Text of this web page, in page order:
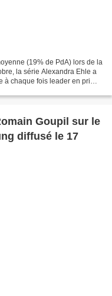
(19% de PdA) lors de la
la série Alexandra Ehle a
à chaque fois leader en prime
Goupil sur le
diffusé le 17